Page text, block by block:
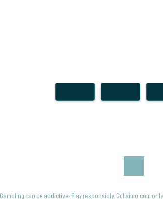
Gambling can be addictive. Play responsibly. Golisimo.com